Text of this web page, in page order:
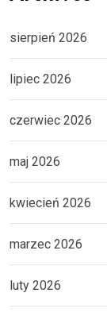
sierpień 2026
lipiec 2026
czerwiec 2026
maj 2026
kwiecień 2026
marzec 2026
luty 2026